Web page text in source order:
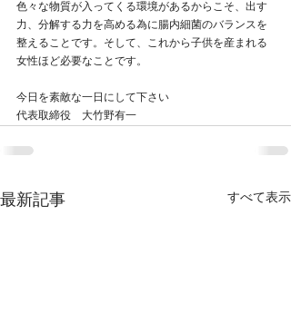
色々な物質が入ってくる環境があるからこそ、出す
力、分解する力を高める為に腸内細菌のバランスを
整えることです。そして、これから子供を産まれる
女性ほど必要なことです。
今日を素敵な一日にして下さい
代表取締役　大竹野有一
最新記事 すべて表示